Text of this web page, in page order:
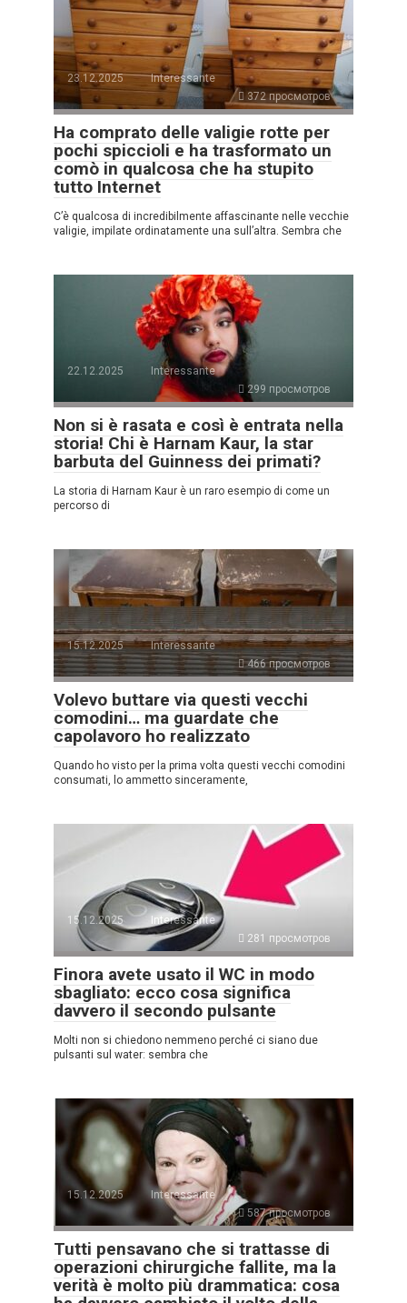
23.12.2025
Interessante
372 просмотров
Ha comprato delle valigie rotte per
pochi spiccioli e ha trasformato un
comò in qualcosa che ha stupito
tutto Internet
C’è qualcosa di incredibilmente affascinante nelle vecchie
valigie, impilate ordinatamente una sull’altra. Sembra che
22.12.2025
Interessante
299 просмотров
Non si è rasata e così è entrata nella
storia! Chi è Harnam Kaur, la star
barbuta del Guinness dei primati?
La storia di Harnam Kaur è un raro esempio di come un
percorso di
15.12.2025
Interessante
466 просмотров
Volevo buttare via questi vecchi
comodini… ma guardate che
capolavoro ho realizzato
Quando ho visto per la prima volta questi vecchi comodini
consumati, lo ammetto sinceramente,
15.12.2025
Interessante
281 просмотров
Finora avete usato il WC in modo
sbagliato: ecco cosa significa
davvero il secondo pulsante
Molti non si chiedono nemmeno perché ci siano due
pulsanti sul water: sembra che
15.12.2025
Interessante
587 просмотров
Tutti pensavano che si trattasse di
operazioni chirurgiche fallite, ma la
verità è molto più drammatica: cosa